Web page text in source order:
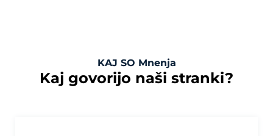
KAJ SO Mnenja
Kaj govorijo naši stranki?